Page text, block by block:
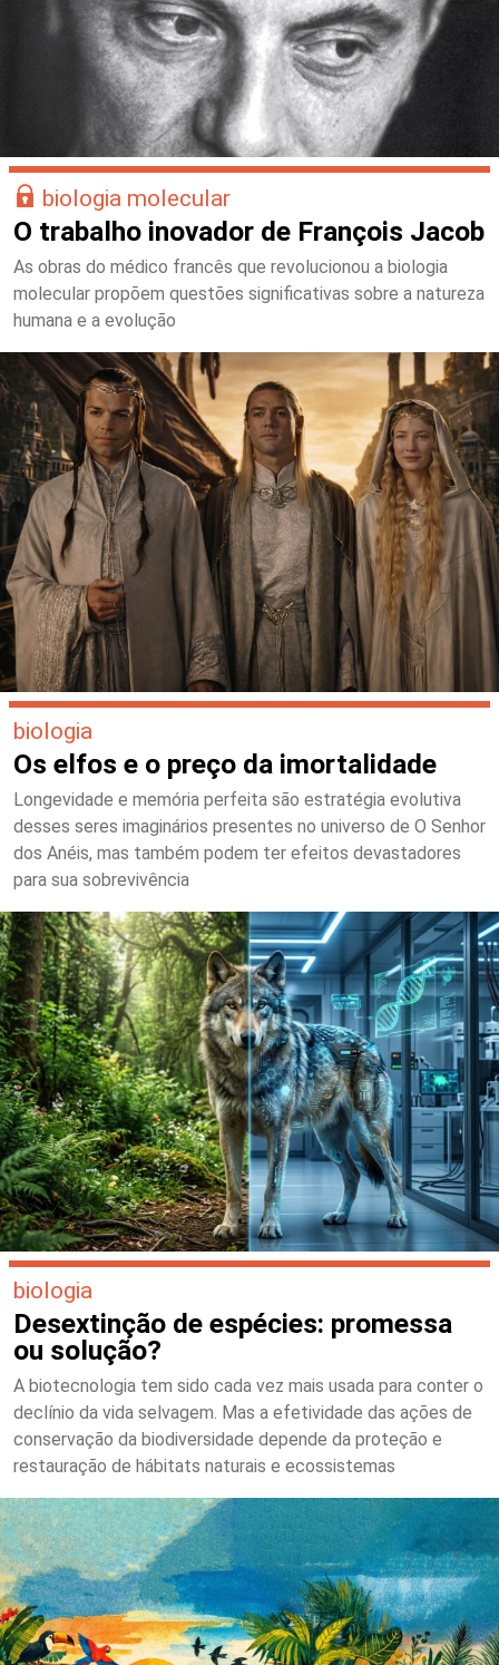
biologia molecular
O trabalho inovador de François Jacob
As obras do médico francês que revolucionou a biologia
molecular propõem questões significativas sobre a natureza
humana e a evolução
biologia
Os elfos e o preço da imortalidade
Longevidade e memória perfeita são estratégia evolutiva
desses seres imaginários presentes no universo de O Senhor
dos Anéis, mas também podem ter efeitos devastadores
para sua sobrevivência
biologia
Desextinção de espécies: promessa
ou solução?
A biotecnologia tem sido cada vez mais usada para conter o
declínio da vida selvagem. Mas a efetividade das ações de
conservação da biodiversidade depende da proteção e
restauração de hábitats naturais e ecossistemas